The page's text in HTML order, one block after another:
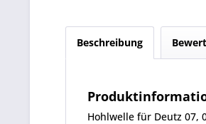
Beschreibung
Hohlwelle für Deutz 07,